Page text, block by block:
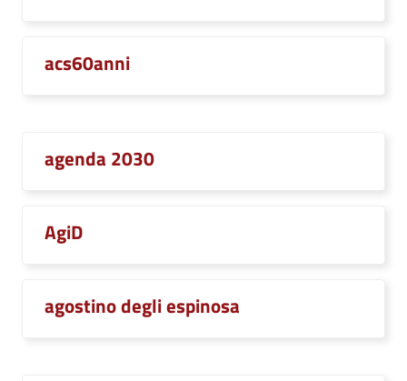
acs60anni
agenda 2030
AgiD
agostino degli espinosa